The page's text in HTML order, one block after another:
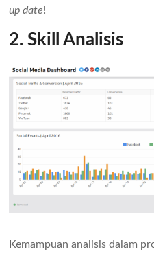
up date!
2. Skill Analisis
Kemampuan analisis dalam